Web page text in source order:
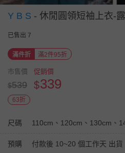
Y B S - 休閒圓領短袖上衣-
已售出 7
滿件折 滿2件95折
市售價
$539
促銷價
$339
63折
尺碼
預購 付款後 10~20 個工作天 出貨